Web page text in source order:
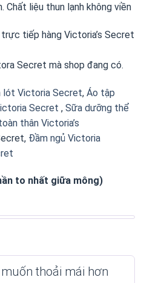
Chất liệu thun lạnh không viền
tiếp hàng Victoria’s Secret
Secret mà shop đang có.
lót Victoria Secret, Áo tập
Secret , Sữa dưỡng thể
thân Victoria’s
Đầm ngủ Victoria
to nhất giữa mông)
thoải mái hơn